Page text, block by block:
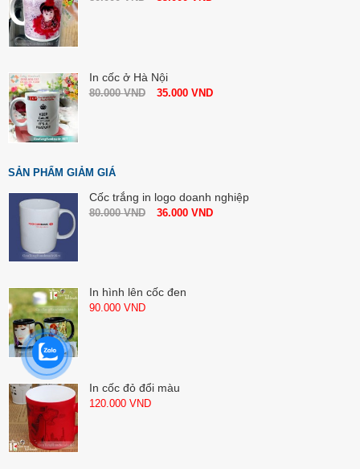
In cốc ở Hà Nội
80.000VND 35.000 VND
SẢN PHẨM GIẢM GIÁ
Cốc trắng in logo doanh nghiệp
80.000VND 36.000 VND
In hình lên cốc đen
90.000 VND
In cốc đỏ đổi màu
120.000 VND